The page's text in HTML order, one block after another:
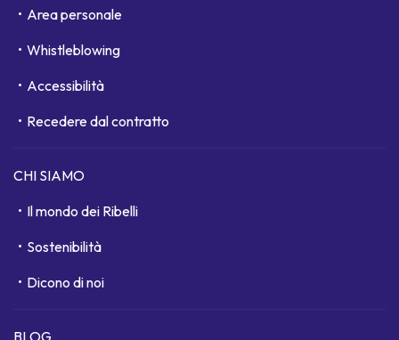
Area personale
Whistleblowing
Accessibilità
Recedere dal contratto
CHI SIAMO
Il mondo dei Ribelli
Sostenibilità
Dicono di noi